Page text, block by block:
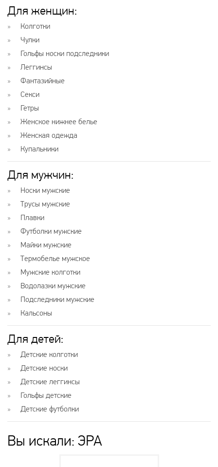
Для женщин:
Колготки
Чулки
Гольфы носки подследники
Леггинсы
Фантазийные
Секси
Гетры
Женское нижнее белье
Женская одежда
Купальники
Для мужчин:
Носки мужские
Трусы мужские
Плавки
Футболки мужские
Майки мужские
Термобелье мужское
Мужские колготки
Водолазки мужские
Подследники мужские
Кальсоны
Для детей:
Детские колготки
Детские носки
Детские леггинсы
Гольфы детские
Детские футболки
Вы искали: ЭРА